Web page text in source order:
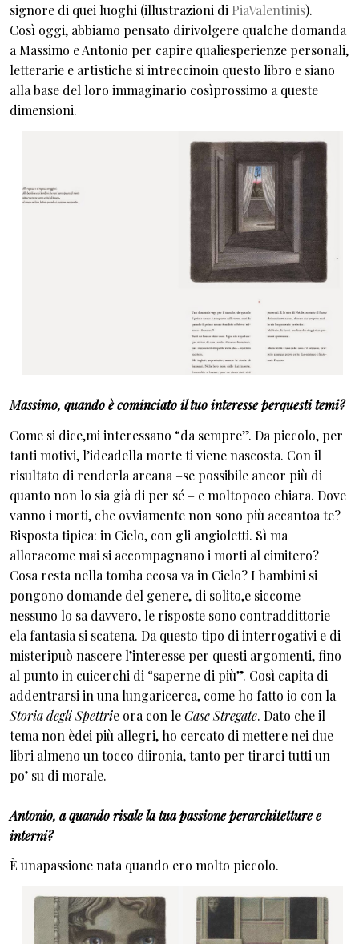
signore di quei luoghi (illustrazioni di PiaValentinis).
Così oggi, abbiamo pensato dirivolgere qualche domanda
a Massimo e Antonio per capire qualiesperienze personali,
letterarie e artistiche si intreccinoin questo libro e siano
alla base del loro immaginario cosìprossimo a queste
dimensioni.
Massimo, quando è cominciato il tuo interesse perquesti temi?
Come si dice,mi interessano “da sempre”. Da piccolo, per
tanti motivi, l’ideadella morte ti viene nascosta. Con il
risultato di renderla arcana –se possibile ancor più di
quanto non lo sia già di per sé – e moltopoco chiara. Dove
vanno i morti, che ovviamente non sono più accantoa te?
Risposta tipica: in Cielo, con gli angioletti. Sì ma
alloracome mai si accompagnano i morti al cimitero?
Cosa resta nella tomba ecosa va in Cielo? I bambini si
pongono domande del genere, di solito,e siccome
nessuno lo sa davvero, le risposte sono contraddittorie
ela fantasia si scatena. Da questo tipo di interrogativi e di
misteripuò nascere l’interesse per questi argomenti, fino
al punto in cuicerchi di “saperne di più”. Così capita di
addentrarsi in una lungaricerca, come ho fatto io con la
Storia degli Spettrie ora con leCase Stregate. Dato che il
tema non èdei più allegri, ho cercato di mettere nei due
libri almeno un tocco diironia, tanto per tirarci tutti un
po’ su di morale.
Antonio, a quando risale la tua passione perarchitetture e
interni?
È unapassione nata quando ero molto piccolo.